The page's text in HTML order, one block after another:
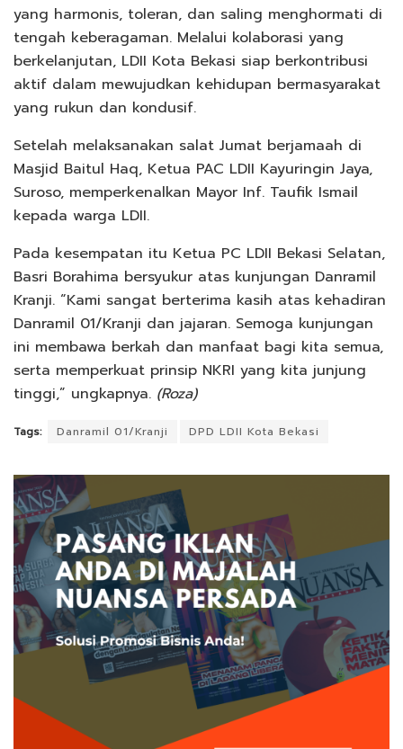
yang harmonis, toleran, dan saling menghormati di
tengah keberagaman. Melalui kolaborasi yang
berkelanjutan, LDII Kota Bekasi siap berkontribusi
aktif dalam mewujudkan kehidupan bermasyarakat
yang rukun dan kondusif.
Setelah melaksanakan salat Jumat berjamaah di
Masjid Baitul Haq, Ketua PAC LDII Kayuringin Jaya,
Suroso, memperkenalkan Mayor Inf. Taufik Ismail
kepada warga LDII.
Pada kesempatan itu Ketua PC LDII Bekasi Selatan,
Basri Borahima bersyukur atas kunjungan Danramil
Kranji. “Kami sangat berterima kasih atas kehadiran
Danramil 01/Kranji dan jajaran. Semoga kunjungan
ini membawa berkah dan manfaat bagi kita semua,
serta memperkuat prinsip NKRI yang kita junjung
tinggi,” ungkapnya. (Roza)
Tags: Danramil 01/Kranji DPD LDII Kota Bekasi